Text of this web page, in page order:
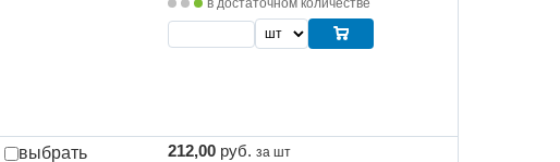
в достаточном количестве
выбрать 212,00 руб. за шт